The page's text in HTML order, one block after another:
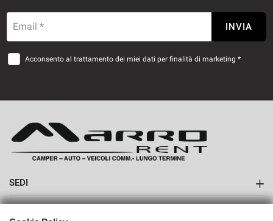
Email * INVIA
Acconsento al trattamento dei miei dati per finalità di marketing *
SEDI
Sede di Boves
AZIENDA